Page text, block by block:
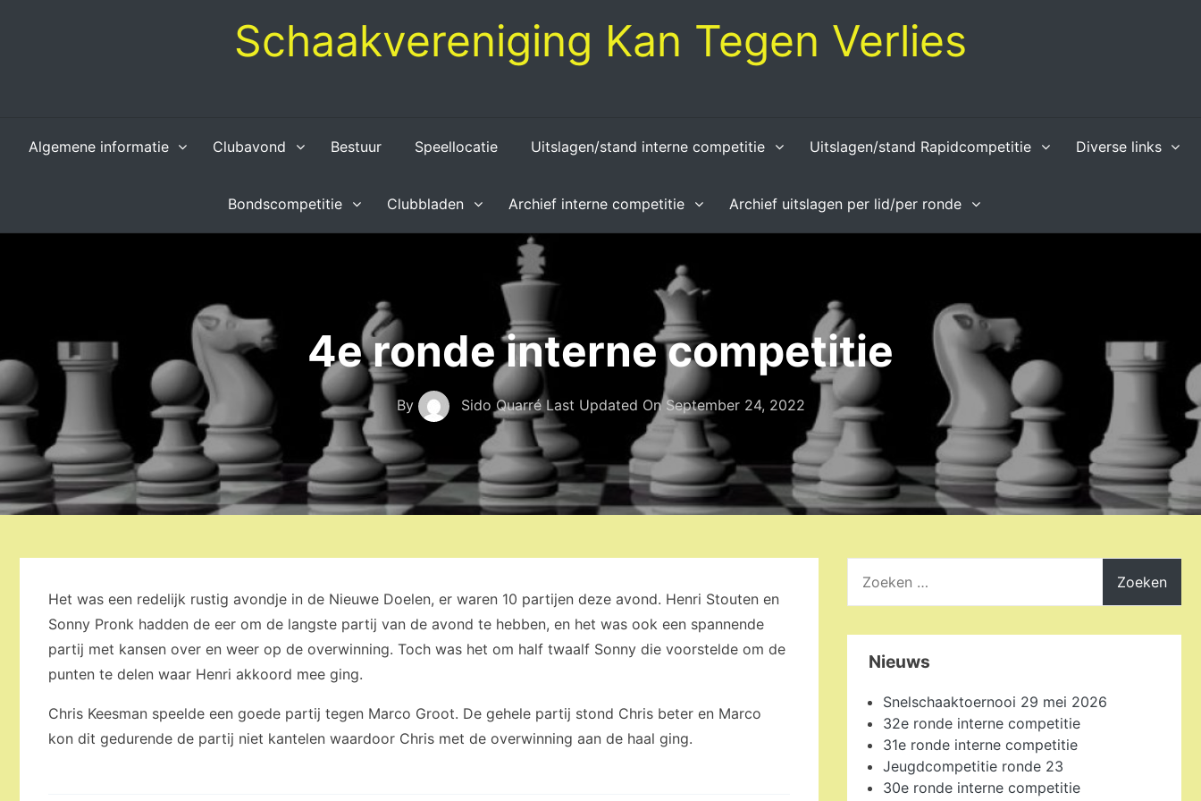
Schaakvereniging Kan Tegen Verlies
Algemene informatie Clubavond Bestuur Speellocatie Uitslagen/stand interne competitie Uitslagen/stand Rapidcompetitie Diverse links
Bondscompetitie Clubbladen Archief interne competitie Archief uitslagen per lid/per ronde
4e ronde interne competitie
By Sido Quarré Last Updated On September 24, 2022
Het was een redelijk rustig avondje in de Nieuwe Doelen, er waren 10 partijen deze avond. Henri Stouten en
Sonny Pronk hadden de eer om de langste partij van de avond te hebben, en het was ook een spannende
partij met kansen over en weer op de overwinning. Toch was het om half twaalf Sonny die voorstelde om de
punten te delen waar Henri akkoord mee ging.
Chris Keesman speelde een goede partij tegen Marco Groot. De gehele partij stond Chris beter en Marco
kon dit gedurende de partij niet kantelen waardoor Chris met de overwinning aan de haal ging.
naar:
Nieuws
Snelschaaktoernooi 29 mei 2026
32e ronde interne competitie
31e ronde interne competitie
Jeugdcompetitie ronde 23
30e ronde interne competitie